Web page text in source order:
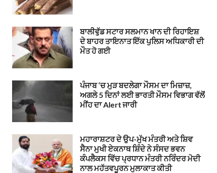
ਬਾਲੀਵੁੱਡ ਸਟਾਰ ਸਲਮਾਨ ਖਾਨ ਦੀ ਰਿਹਾਇਸ਼
ਦੇ ਬਾਹਰ ਤਾਇਨਾਤ ਇੱਕ ਪੁਲਿਸ ਅਧਿਕਾਰੀ ਦੀ
ਮੌਤ ਹੋ ਗਈ
ਪੰਜਾਬ ‘ਚ ਮੁੜ ਬਦਲੇਗਾ ਮੌਸਮ ਦਾ ਮਿਜ਼ਾਜ਼,
ਅਗਲੇ 5 ਦਿਨਾਂ ਲਈ ਭਾਰਤੀ ਮੌਸਮ ਵਿਭਾਗ ਵੱਲੋਂ
ਮੀਂਹ ਦਾ Alert ਜਾਰੀ
ਮਹਾਰਾਸ਼ਟਰ ਦੇ ਉਪ-ਮੁੱਖ ਮੰਤਰੀ ਅਤੇ ਸ਼ਿਵ
ਸੈਨਾ ਮੁਖੀ ਏਕਨਾਥ ਸ਼ਿੰਦੇ ਨੇ ਸੰਸਦ ਭਵਨ
ਕੰਪਲੈਕਸ ਵਿੱਚ ਪ੍ਰਧਾਨ ਮੰਤਰੀ ਨਰਿੰਦਰ ਮੋਦੀ
ਨਾਲ ਮਹੱਤਵਪੂਰਨ ਮੁਲਾਕਾਤ ਕੀਤੀ